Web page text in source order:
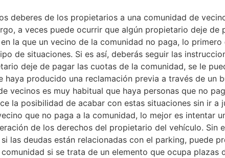
deberes de los propietarios a una comunidad de
a veces puede ocurrir que algún propietario deje de
la que un vecino de la comunidad no paga, lo
de situaciones. Si es así, deberás seguir las
deje de pagar las cuotas de la comunidad, se le
producido una reclamación previa a través de un
es muy habitual que haya personas que no
la posibilidad de acabar con estas situaciones sin ir a
que no paga a la comunidad, lo mejor es intentar
de los derechos del propietario del vehículo. Sin
deudas están relacionadas con el parking, puede
si se trata de un elemento que ocupa plazas